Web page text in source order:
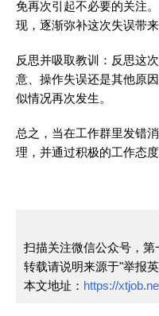
免再次引起不必要的关注
现，逐渐弥补这次失误带来
反思并吸取教训：反思这
意、操作失误还是其他原
似情况再次发生。
总之，当在工作群里发错
理，并通过积极的工作态
扫描关注微信公众号，
转载请说明来源于"举报
本文地址： https://